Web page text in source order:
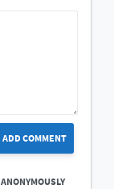
ADD COMMENT